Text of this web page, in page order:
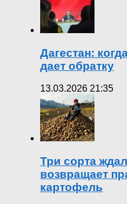
Дагестан:
дает обратку
13.03.2026 21:35
Три сорта
возвращает
картофель